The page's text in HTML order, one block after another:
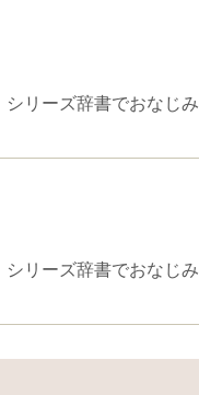
リーズ辞書でおなじ
リーズ辞書でおなじ